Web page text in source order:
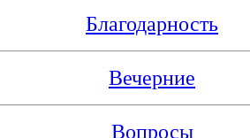
Благодарность
Вечерние
Вопросы